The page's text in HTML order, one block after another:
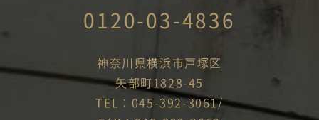
0120-03-4836
神奈川県横浜市戸塚区
矢部町1828-45
TEL：045-392-3061/